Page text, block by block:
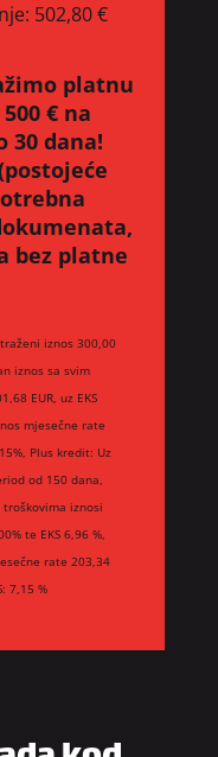
502,80 €
platnu
€ na
30 dana!
bez platne
iznos 300,00
iznos sa svim
EUR, uz EKS
mjesečne rate
Plus kredit: Uz
od 150 dana,
iznosi
te EKS 6,96 %,
rate 203,34
7,15 %